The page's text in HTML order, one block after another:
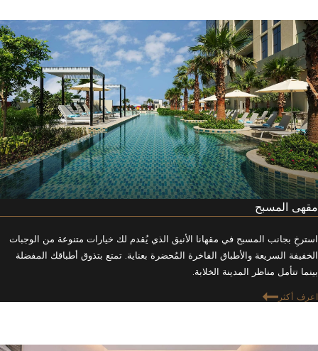
مقهى المسبح
استرخِ بجانب المسبح في مقهانا الأنيق الذي يُقدم لك خيارات متنوعة من الوجبات
الخفيفة السريعة والأطباق الفاخرة المُحضرة بعناية. تمتع بتذوق أطباقك المفضلة
بينما تتأمل مناظر المدينة الخلابة.
اعرف أكثر